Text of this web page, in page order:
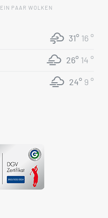
EIN PAAR WOLKEN
31° 16 °
26° 14 °
24° 9 °